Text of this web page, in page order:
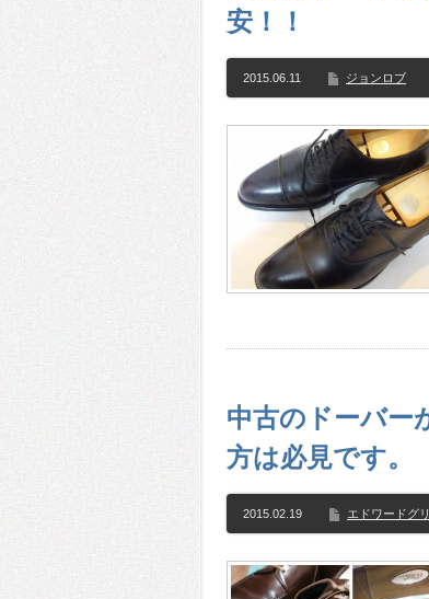
安！！
2015.06.11 ジョンロブ
中古のドーバー
方は必見です。
2015.02.19 エドワードグ